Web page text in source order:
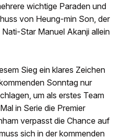
wichtige Paraden und
von Heung-min Son, der
Star Manuel Akanji allein
Sieg ein klares Zeichen
Sonntag nur
um als erstes Team
in Serie die Premier
verpasst die Chance auf
sich in der kommenden